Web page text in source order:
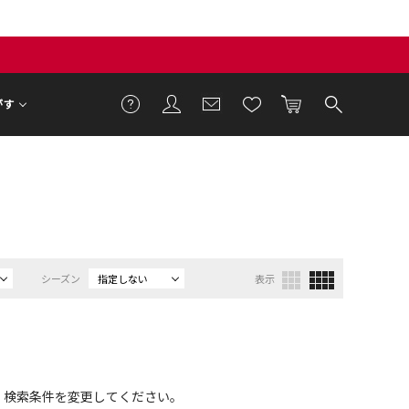
す
シーズン 指定しない 表示
索条件を変更してください。